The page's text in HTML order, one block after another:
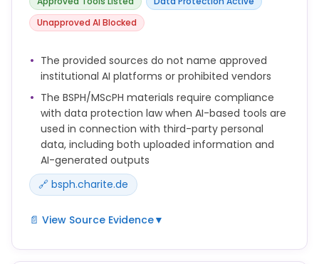
● Die Studierenden sind verpflichtet, die
Verwendung von KI-Tools in ihren
Prüfungsleistungen auszuweisen. Jede eingereichte
Verwendung von KI-Tools versehen werden (siehe
Vorlage.
Unapproved AI Blocked
The provided sources do not name approved
institutional AI platforms or prohibited vendors
The BSPH/MScPH materials require compliance
with data protection law when AI-based tools are
used in connection with third-party personal
data, including both uploaded information and
AI-generated outputs
🔗 bsph.charite.de
📄 View Source Evidence▼
● Im Umgang mit personenbezogenen Daten Dritter